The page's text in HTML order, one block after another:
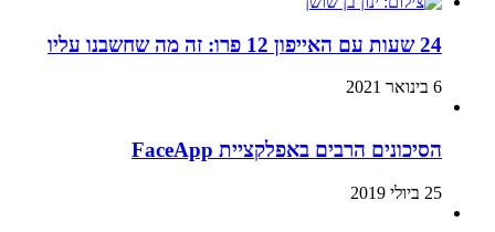
24 שעות עם האייפון 12 פרו: זה מה שחשבנו עליו
6 בינואר 2021
הסיכונים הרבים באפלקציית FaceApp
25 ביולי 2019